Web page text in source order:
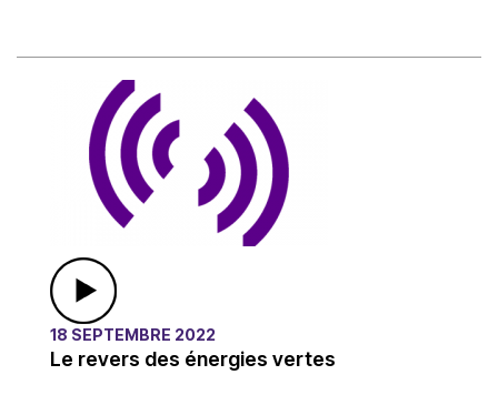
18 SEPTEMBRE 2022
Le revers des énergies vertes